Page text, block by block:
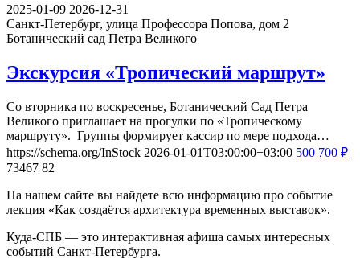
2025-01-09 2026-12-31
Санкт-Петербург, улица Профессора Попова, дом 2
Ботанический сад Петра Великого
Экскурсия «Тропический маршрут»
Со вторника по воскресенье, Ботанический Сад Петра
Великого приглашает на прогулки по «Тропическому
маршруту». Группы формирует кассир по мере подхода…
https://schema.org/InStock 2026-01-01T03:00:00+03:00 500 700 ₽
73467 82
На нашем сайте вы найдете всю информацию про событие
лекция «Как создаётся архитектура временных выставок».
Куда-СПБ — это интерактивная афиша самых интересных
событий Санкт-Петербурга.